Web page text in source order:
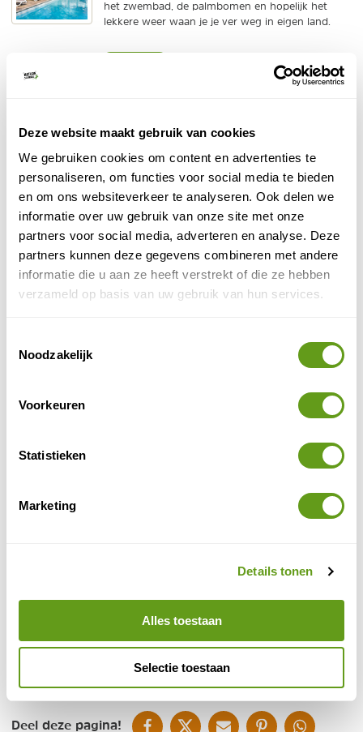
Deze website maakt gebruik van cookies
We gebruiken cookies om content en advertenties te
personaliseren, om functies voor social media te bieden
en om ons websiteverkeer te analyseren. Ook delen we
informatie over uw gebruik van onze site met onze
partners voor social media, adverteren en analyse. Deze
partners kunnen deze gegevens combineren met andere
informatie die u aan ze heeft verstrekt of die ze hebben
verzameld op basis van uw gebruik van hun services.
Noodzakelijk
Voorkeuren
Statistieken
Marketing
Details tonen
Alles toestaan
Selectie toestaan
het zwembad, de palmbomen en hopelijk het
lekkere weer waan je je ver weg in eigen land.
Genieten van wellness in een luxe vakantiewoning
op resort Oysterduinen.
BEKIJK
Landal - Residence Ouddorp Duin
Vakantiepark
Loop direct de duinen in
Waterdunen ligt dit gloednieuwe park met mooie
huisjes, glampingtenten en een camping.
Deel deze pagina! DELEN OP FACEBOOK
DELEN OP XDELEN VIA DE MAIL
DELEN OP PINTEREST
DELEN OP